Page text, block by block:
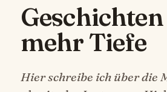
mehr Tiefe
Hier schreibe ich über die